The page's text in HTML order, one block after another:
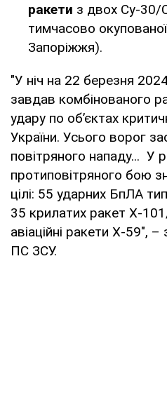
ракети з двох Су-30/
тимчасово
Запоріжжя).
"У ніч на 22 березня
завдав комбінованого
удару по об’єктах
України. Усього ворог
повітряного нападу... У
протиповітряного бою
цілі: 55 ударних БпЛА
35 крилатих ракет Х-
авіаційні ракети Х-59",
ПС ЗСУ.